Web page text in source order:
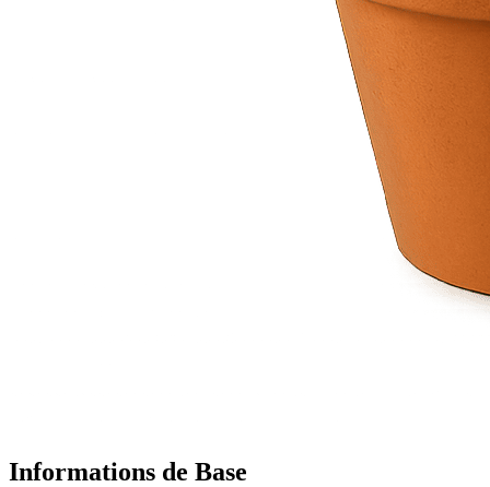
Informations de Base